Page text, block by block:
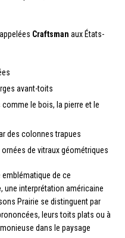
Craftsman aux États-
avant-toits
comme le bois, la pierre et le
des colonnes trapues
de vitraux géométriques
emblématique de ce
, une interprétation américaine
Prairie se distinguent par
leurs toits plats ou à
dans le paysage